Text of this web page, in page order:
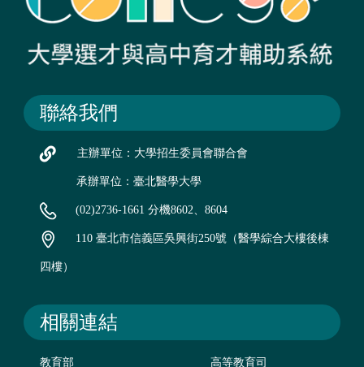
聯絡我們
主辦單位：大學招生委員會聯合會
承辦單位：臺北醫學大學
(02)2736-1661 分機8602、8604
110 臺北市信義區吳興街250號（醫學綜合大樓後棟
四樓）
相關連結
教育部 高等教育司